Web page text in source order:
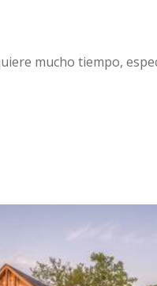
mucho tiempo,